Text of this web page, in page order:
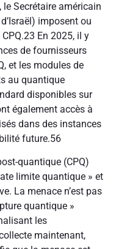
le Secrétaire américain
imposent ou
23 En 2025, il y
de fournisseurs
et les modules de
au quantique
disponibles sur
également accès à
dans des instances
future.56
quantique (CPQ)
limite quantique » et
La menace n’est pas
quantique »
les
maintenant,